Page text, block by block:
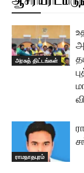
அரசுத் திட்டங்கள்
ராமநாதபுரம்